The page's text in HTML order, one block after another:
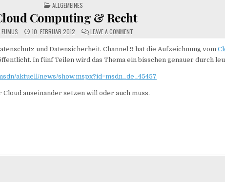
POSTED
IN
ALLGEMEINES
Computing & Recht
FUMUS 10. FEBRUAR 2012 LEAVE A COMMENTON
&
und Datensicherheit. Channel 9 hat die Aufzeichnung vom
In fünf Teilen wird das Thema ein bisschen genauer durch
aktuell/news/show.mspx?id=msdn_de_45457
auseinander setzen will oder auch muss.